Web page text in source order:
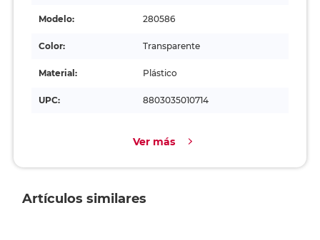
Modelo: 280586
Color: Transparente
Material: Plástico
UPC: 8803035010714
Ver más
Artículos similares